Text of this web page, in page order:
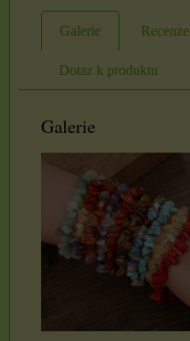
Galerie Recenze
Dotaz k produktu
Galerie